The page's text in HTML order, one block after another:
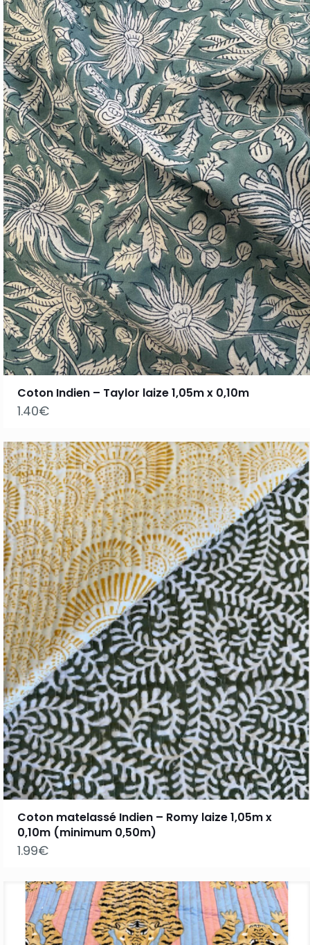
Coton Indien – Taylor laize 1,05m x 0,10m
1.40€
Coton matelassé Indien – Romy laize 1,05m x
0,10m (minimum 0,50m)
1.99€